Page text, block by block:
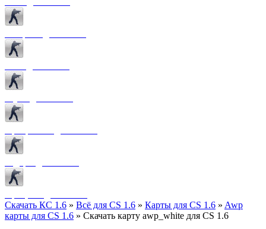
Скачать КС 1.6 » Всё для CS 1.6 » Карты для CS 1.6 » Awp
карты для CS 1.6 » Скачать карту awp_white для CS 1.6